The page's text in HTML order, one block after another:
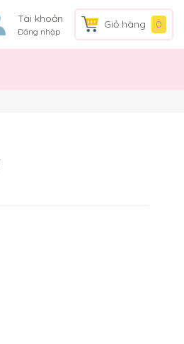
Tài khoản
Đăng nhập
Giỏ hàng 0